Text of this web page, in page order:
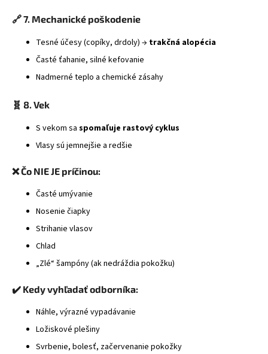
🔗 7. Mechanické poškodenie
Tesné účesy (copíky, drdoly) → trakčná alopécia
Časté ťahanie, silné kefovanie
Nadmerné teplo a chemické zásahy
🧬 8. Vek
S vekom sa spomaľuje rastový cyklus
Vlasy sú jemnejšie a redšie
❌ Čo NIE JE príčinou:
Časté umývanie
Nosenie čiapky
Strihanie vlasov
Chlad
„Zlé“ šampóny (ak nedráždia pokožku)
✔️ Kedy vyhľadať odborníka:
Náhle, výrazné vypadávanie
Ložiskové plešiny
Svrbenie, bolesť, začervenanie pokožky